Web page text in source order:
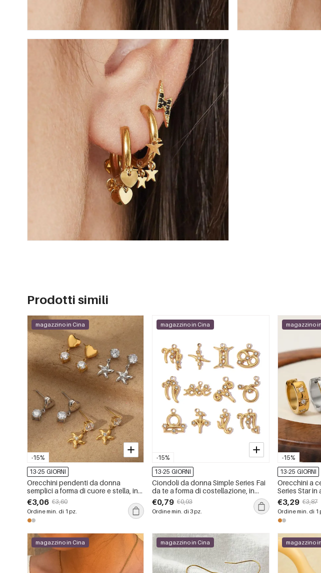
Prodotti simili
-15%
magazzino in Cina
13-25 GIORNI
Orecchini pendenti da donna
semplici a forma di cuore e stella, in
acciaio inossidabile color oro
impermeabile, con zirconi.
€3,06 €3,60
Ordine min. di 1 pz.
-15%
magazzino in Cina
13-25 GIORNI
Ciondoli da donna Simple Series Fai
da te a forma di costellazione, in
acciaio inossidabile impermeabile
color oro.
€0,79 €0,93
Ordine min. di 3 pz.
-15%
magazzino
13-25 GIORNI
Orecchini a
Series Star
impermeabili,
€3,29 €3,87
Ordine min. di 1
magazzino in Cina magazzino in Cina magazzino